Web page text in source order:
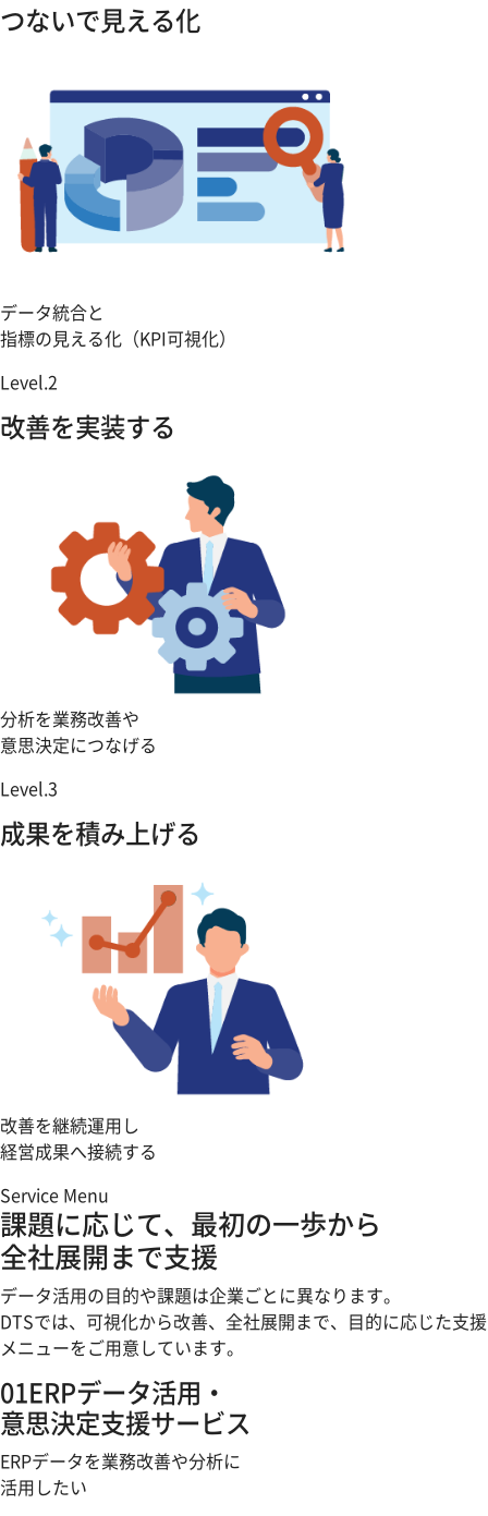
つないで見える化
データ統合と
指標の見える化（KPI可視化）
Level.2
改善を実装する
分析を業務改善や
意思決定につなげる
Level.3
成果を積み上げる
改善を継続運用し
経営成果へ接続する
Service Menu
課題に応じて、最初の一歩から
全社展開まで支援
データ活用の目的や課題は企業ごとに異なります。
DTSでは、可視化から改善、全社展開まで、目的に応じた支援
メニューをご用意しています。
01ERPデータ活用・
意思決定支援サービス
ERPデータを業務改善や分析に
活用したい